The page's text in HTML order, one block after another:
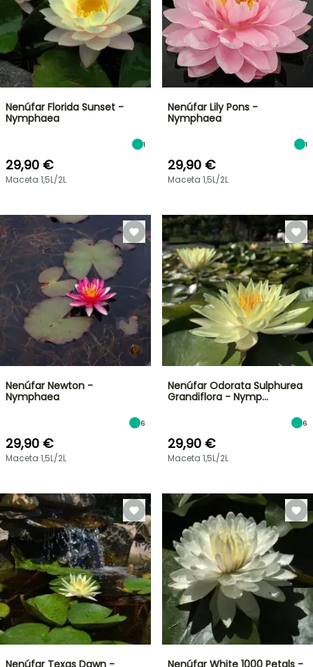
Nenúfar Florida Sunset -
Nymphaea
1
29,90 €
Maceta 1,5L/2L
Nenúfar Lily Pons -
Nymphaea
1
29,90 €
Maceta 1,5L/2L
Nenúfar Newton -
Nymphaea
6
29,90 €
Maceta 1,5L/2L
Nenúfar Odorata Sulphurea
Grandiflora - Nymp…
6
29,90 €
Maceta 1,5L/2L
Nenúfar Texas Dawn -
Nenúfar White 1000 Petals -